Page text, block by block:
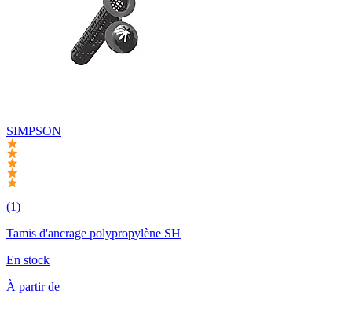
SIMPSON
(1)
Tamis d'ancrage polypropylène SH
En stock
À partir de